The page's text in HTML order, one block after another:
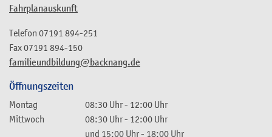
Fahrplanauskunft
familieundbildung@backnang.de
Telefon 07191 894-251
Fax07191 894-150
Öffnungszeiten
Montag 08:30 Uhr- 12:00 Uhr
Mittwoch
08:30 Uhr- 12:00 Uhr
und 15:00 Uhr- 18:00 Uhr